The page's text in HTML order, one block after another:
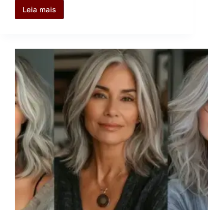
Leia mais
7
para
cabelos
cacheados